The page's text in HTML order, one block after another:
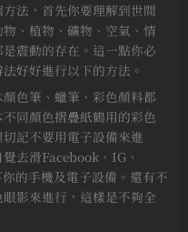
法，首先你要理解到世間
、植物、礦物、空氣、情
震動的存在。這一點你必
好好進行以下的方法。
色筆、蠟筆、彩色顏料都
同顏色摺疊紙鶴用的彩色
記不要用電子設備來進
去滑Facebook、IG、
的手機及電子設備。還有不
影來進行，這樣是不夠全